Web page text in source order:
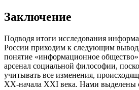
Заключение
Подводя итоги исследования
России приходим к следующим
понятие «информационное
арсенал социальной философии,
учитывать все изменения,
XX-начала XXI века. Нами